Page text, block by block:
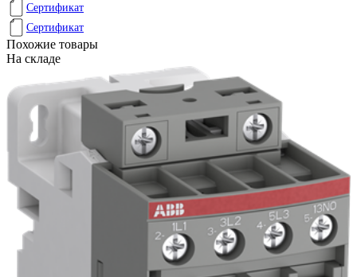
Сертификат
Сертификат
Похожие товары
На складе